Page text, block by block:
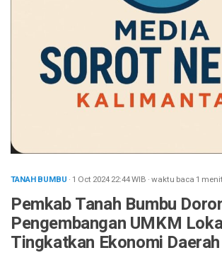
TANAH BUMBU · 1 Oct 202422:44WIB ·waktu baca 1 menit
Pemkab Tanah Bumbu
Pengembangan UMKM
Tingkatkan Ekonomi Daerah